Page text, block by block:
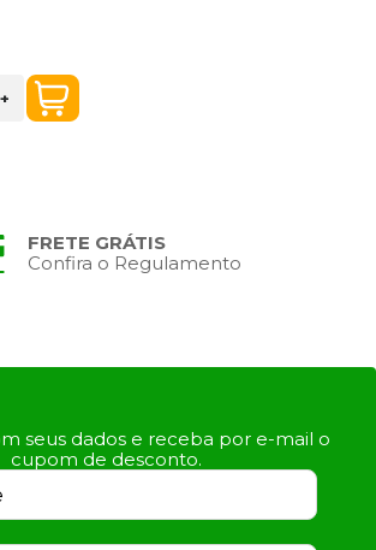
+
FRETE GRÁTIS
Confira o Regulamento
seus dados e receba por e-mail o
cupom de desconto.